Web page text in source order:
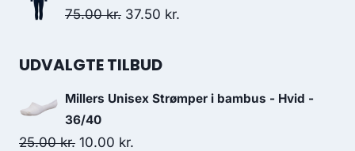
was:
is:
75.00kr. Original
was:
37.50 kr.
UDVALGTE TILBUD
Millers Unisex Strømper i bambus - Hvid -
36/40
25.00kr. Original
10.00 kr.